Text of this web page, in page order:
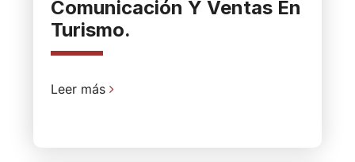
Comunicación Y Ventas En
Turismo.
Leer más